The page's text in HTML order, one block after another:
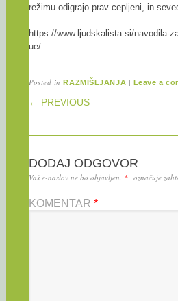
režimu odigrajo prav cepljeni, in
https://www.ljudskalista.si/navodila-
ue/
Posted inRAZMIŠLJANJA | Leave a
POST
← PREVIOUS
DODAJ ODGOVOR
Vaš e-naslov ne bo objavljen. * označuje
KOMENTAR *